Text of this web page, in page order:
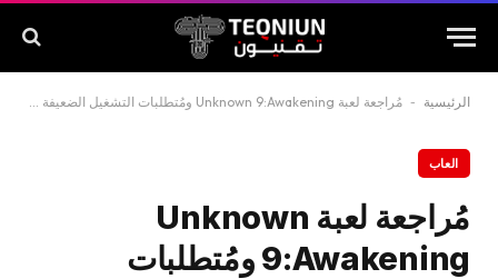
الرئيسية - مُراجعة لعبة Unknown 9:Awakening ومُتطلبات التشغيل الضعيفة والمُحسنة
العاب
مُراجعة لعبة Unknown
9:Awakening ومُتطلبات